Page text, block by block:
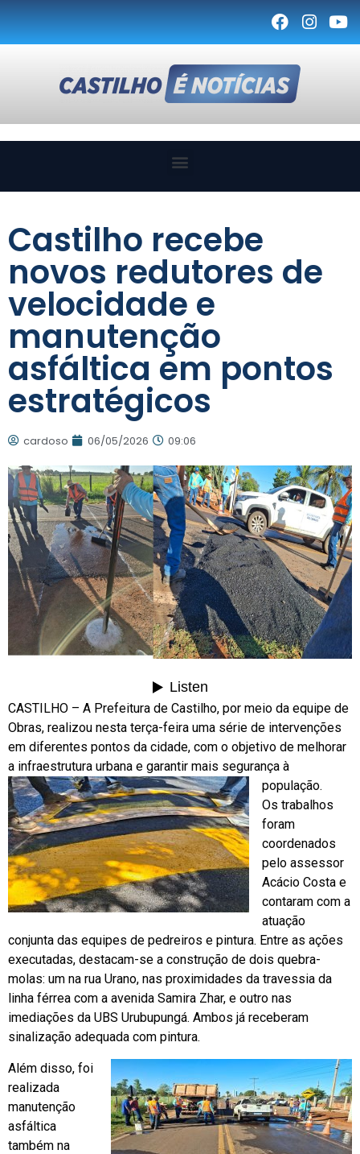
Castilho recebe
novos redutores de
velocidade e
manutenção
asfáltica em pontos
estratégicos
cardoso 06/05/2026 09:06
CASTILHO – A Prefeitura de Castilho, por meio da equipe de
Obras, realizou nesta terça-feira uma série de intervenções
em diferentes pontos da cidade, com o objetivo de melhorar
a infraestrutura urbana e garantir mais segurança à
população.
Os trabalhos
foram
coordenados
pelo assessor
Acácio Costa e
contaram com a
atuação
conjunta das equipes de pedreiros e pintura. Entre as ações
executadas, destacam-se a construção de dois quebra-
molas: um na rua Urano, nas proximidades da travessia da
linha férrea com a avenida Samira Zhar, e outro nas
imediações da UBS Urubupungá. Ambos já receberam
sinalização adequada com pintura.
Além disso, foi
realizada
manutenção
asfáltica
também na